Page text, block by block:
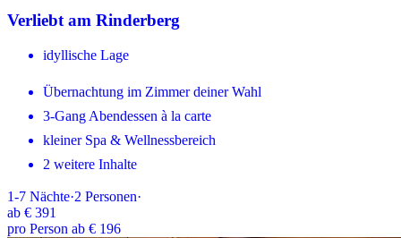
Verliebt am Rinderberg
idyllische Lage
Übernachtung im Zimmer deiner Wahl
3-Gang Abendessen à la carte
kleiner Spa & Wellnessbereich
2 weitere Inhalte
1-7 Nächte·2 Personen·
ab € 391
pro Person ab € 196